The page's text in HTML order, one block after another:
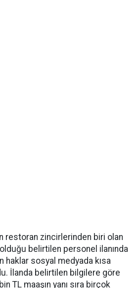
restoran zincirlerinden biri olan
belirtilen personel ilanında
haklar sosyal medyada kısa
İlanda belirtilen bilgilere göre
TL maaşın yanı sıra birçok